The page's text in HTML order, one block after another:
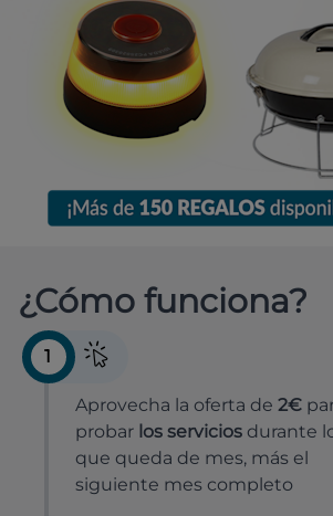
¿Cómo funciona?
1
Aprovecha la oferta de 2€
probar los servicios durante
que queda de mes, más el
siguiente mes completo